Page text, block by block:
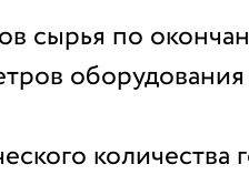
сырья по
количества